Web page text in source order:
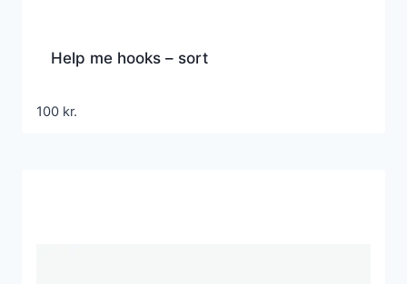
Help me hooks – sort
100 kr.